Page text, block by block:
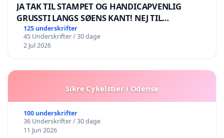
JA TAK TIL STAMPET OG HANDICAPVENLIG
GRUSSTI LANGS SØENS KANT! NEJ TIL
BOARDWALK VÆK FRA SØEN
125 underskrifter
45 Underskrifter / 30 dage
2 Jul 2026
Sikre Cykelstier i Odense
100 underskrifter
36 Underskrifter / 30 dage
11 Jun 2026